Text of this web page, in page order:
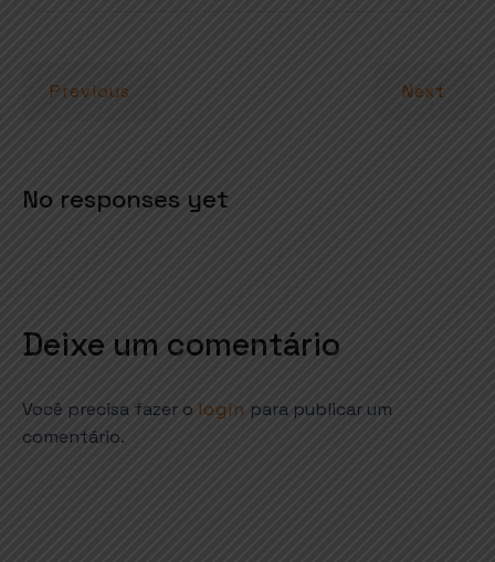
p o
Previous Next
No responses yet
Deixe um comentário
Você precisa fazer o login para publicar um
comentário.